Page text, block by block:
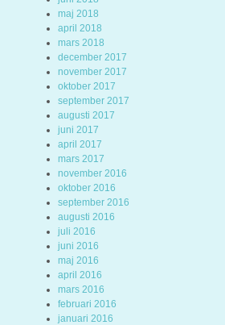
maj 2018
april 2018
mars 2018
december 2017
november 2017
oktober 2017
september 2017
augusti 2017
juni 2017
april 2017
mars 2017
november 2016
oktober 2016
september 2016
augusti 2016
juli 2016
juni 2016
maj 2016
april 2016
mars 2016
februari 2016
januari 2016